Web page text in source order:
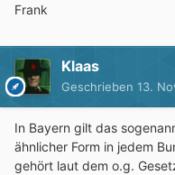
Frank
Klaas
Geschrieben 13.
In Bayern gilt das
ähnlicher Form in jedem
gehört laut dem o.g.